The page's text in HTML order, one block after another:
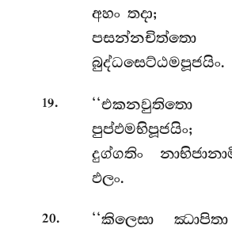
අහං තදා;
බුද්ධසෙට්ඨමපූජයිං.
19. ‘‘එකනවුතිතො
පුප්ඵමභිපූජයිං;
දුග්ගතිං
ඵලං.
20. ‘‘කිලෙසා